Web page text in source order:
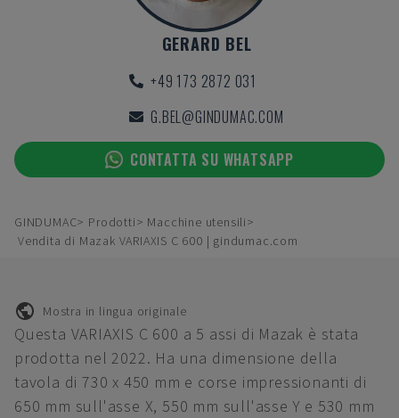
GERARD BEL
+49 173 2872 031
G.BEL@GINDUMAC.COM
CONTATTA SU WHATSAPP
GINDUMAC Prodotti
Macchine utensili
Vendita di Mazak VARIAXIS C 600 | gindumac.com
Mostra in lingua originale
Questa VARIAXIS C 600 a 5 assi di Mazak è stata
prodotta nel 2022. Ha una dimensione della
tavola di 730 x 450 mm e corse impressionanti di
650 mm sull'asse X, 550 mm sull'asse Y e 530 mm